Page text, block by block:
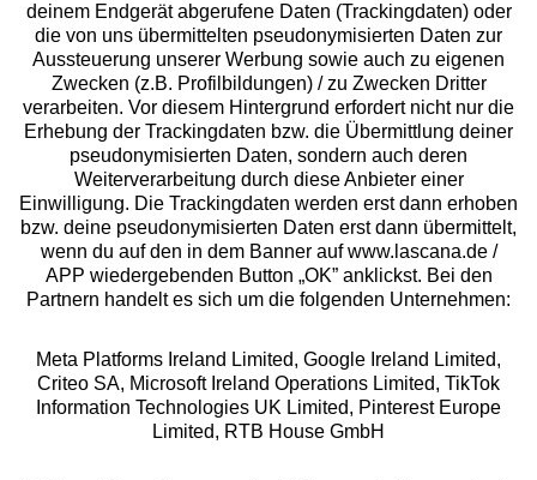
Services
Beratung
Über uns
Rechtliches
Alle Preise inkl. MwSt., zzgl.
Versandkosten
** Bonität vorausgesetzt, berechtigt zur Bonitätsprüfung
deinem Endgerät abgerufene Daten (Trackingdaten) oder
die von uns übermittelten pseudonymisierten Daten zur
Aussteuerung unserer Werbung sowie auch zu eigenen
Zwecken (z.B. Profilbildungen) / zu Zwecken Dritter
verarbeiten. Vor diesem Hintergrund erfordert nicht nur die
Erhebung der Trackingdaten bzw. die Übermittlung deiner
pseudonymisierten Daten, sondern auch deren
Weiterverarbeitung durch diese Anbieter einer
Einwilligung. Die Trackingdaten werden erst dann erhoben
bzw. deine pseudonymisierten Daten erst dann übermittelt,
wenn du auf den in dem Banner auf www.lascana.de /
APP wiedergebenden Button „OK” anklickst. Bei den
Partnern handelt es sich um die folgenden Unternehmen:
Meta Platforms Ireland Limited, Google Ireland Limited,
Criteo SA, Microsoft Ireland Operations Limited, TikTok
Information Technologies UK Limited, Pinterest Europe
Limited, RTB House GmbH